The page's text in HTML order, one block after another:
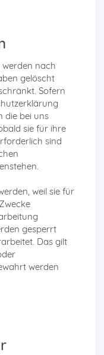
nach
gelöscht
Sofern
die bei uns
sie für ihre
sind
weil sie für
gesperrt
Das gilt
werden